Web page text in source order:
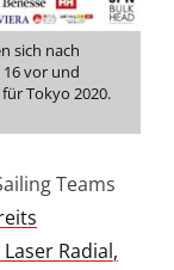
sich nach
vor und
Tokyo 2020.
Teams
Radial,